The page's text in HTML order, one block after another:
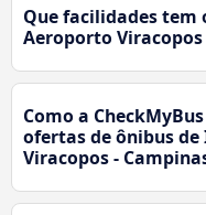
Que facilidades tem
Aeroporto Viracopos
Como a
ofertas de ônibus
Viracopos -